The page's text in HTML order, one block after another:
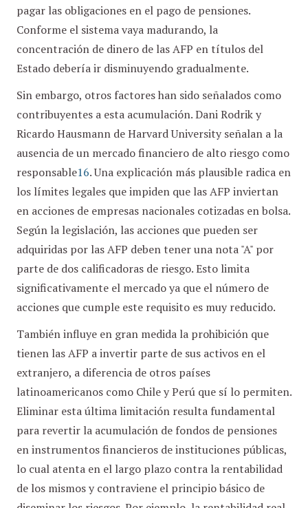
pagar las obligaciones en el pago de pensiones.
Conforme el sistema vaya madurando, la
concentración de dinero de las AFP en títulos del
Estado debería ir disminuyendo gradualmente.
Sin embargo, otros factores han sido señalados como
contribuyentes a esta acumulación. Dani Rodrik y
Ricardo Hausmann de Harvard University señalan a la
ausencia de un mercado financiero de alto riesgo como
responsable16. Una explicación más plausible radica en
los límites legales que impiden que las AFP inviertan
en acciones de empresas nacionales cotizadas en bolsa.
Según la legislación, las acciones que pueden ser
adquiridas por las AFP deben tener una nota "A" por
parte de dos calificadoras de riesgo. Esto limita
significativamente el mercado ya que el número de
acciones que cumple este requisito es muy reducido.
También influye en gran medida la prohibición que
tienen las AFP a invertir parte de sus activos en el
extranjero, a diferencia de otros países
latinoamericanos como Chile y Perú que sí lo permiten.
Eliminar esta última limitación resulta fundamental
para revertir la acumulación de fondos de pensiones
en instrumentos financieros de instituciones públicas,
lo cual atenta en el largo plazo contra la rentabilidad
de los mismos y contraviene el principio básico de